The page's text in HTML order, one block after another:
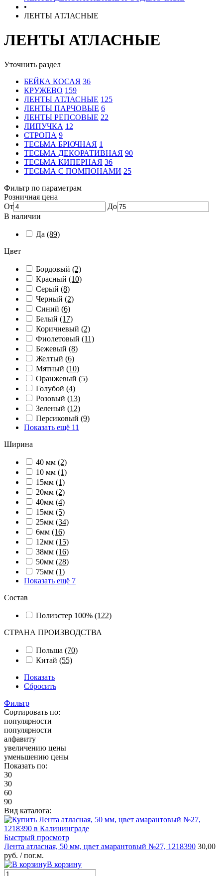
•
ЛЕНТЫ АТЛАСНЫЕ
ЛЕНТЫ АТЛАСНЫЕ
Уточнить раздел
БЕЙКА КОСАЯ 36
КРУЖЕВО 159
ЛЕНТЫ АТЛАСНЫЕ 125
ЛЕНТЫ ПАРЧОВЫЕ 6
ЛЕНТЫ РЕПСОВЫЕ 22
ЛИПУЧКА 12
СТРОПА 9
ТЕСЬМА БРЮЧНАЯ 1
ТЕСЬМА ДЕКОРАТИВНАЯ 90
ТЕСЬМА КИПЕРНАЯ 36
ТЕСЬМА С ПОМПОНАМИ 25
Фильтр по параметрам
Розничная цена
От
До
В наличии
Да (89)
Цвет
Бордовый (2)
Красный (10)
Серый (8)
Черный (2)
Синий (6)
Белый (17)
Коричневый (2)
Фиолетовый (11)
Бежевый (8)
Желтый (6)
Мятный (10)
Оранжевый (5)
Голубой (4)
Розовый (13)
Зеленый (12)
Персиковый (9)
Показать ещё 11
Ширина
40 мм (2)
10 мм (1)
15мм (1)
20мм (2)
40мм (4)
15мм (5)
25мм (34)
6мм (16)
12мм (15)
38мм (16)
50мм (28)
75мм (1)
Показать ещё 7
Состав
Полиэстер 100% (122)
СТРАНА ПРОИЗВОДСТВА
Польша (70)
Китай (55)
Показать
Сбросить
Фильтр
Сортировать по:
популярности
популярности
алфавиту
увеличению цены
уменьшению цены
Показать по:
30
30
60
90
Вид каталога:
Быстрый просмотр
Лента атласная, 50 мм, цвет амарантовый №27, 1218390 30,00
руб. / пог.м.
В корзину